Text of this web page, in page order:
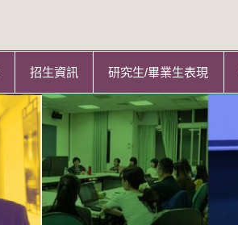
招生資訊 研究生/畢業生表現